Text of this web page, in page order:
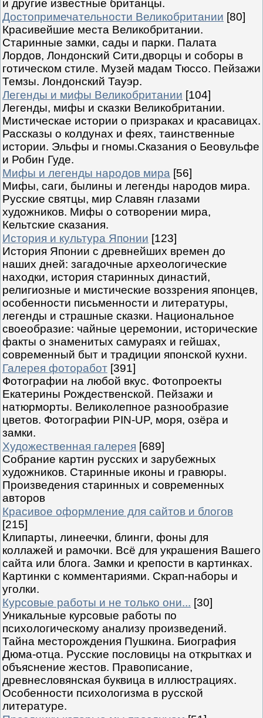
и другие известные британцы.
Достопримечательности Великобритании [80]
Красивейшие места Великобритании.
Старинные замки, сады и парки. Палата
Лордов, Лондонский Сити,дворцы и соборы в
готическом стиле. Музей мадам Тюссо. Пейзажи
Темзы. Лондонский Тауэр.
Легенды и мифы Великобритании [104]
Легенды, мифы и сказки Великобритании.
Мистическае истории о призраках и красавицах.
Рассказы о колдунах и феях, таинственные
истории. Эльфы и гномы.Сказания о Беовульфе
и Робин Гуде.
Мифы и легенды народов мира [56]
Мифы, саги, былины и легенды народов мира.
Русские святцы, мир Славян глазами
художников. Мифы о сотворении мира,
Кельтские сказания.
История и культура Японии [123]
История Японии с древнейших времен до
наших дней: загадочные археологические
находки, история старинных династий,
религиозные и мистические воззрения японцев,
особенности письменности и литературы,
легенды и страшные сказки. Национальное
своеобразие: чайные церемонии, исторические
факты о знаменитых самураях и гейшах,
современный быт и традиции японской кухни.
Галерея фоторабот [391]
Фотографии на любой вкус. Фотопроекты
Екатерины Рождественской. Пейзажи и
натюрморты. Великолепное разнообразие
цветов. Фотографии PIN-UP, моря, озёра и
замки.
Художественная галерея [689]
Собрание картин русских и зарубежных
художников. Старинные иконы и гравюры.
Произведения старинных и современных
авторов
Красивое оформление для сайтов и блогов
[215]
Клипарты, линеечки, блинги, фоны для
коллажей и рамочки. Всё для украшения Вашего
сайта или блога. Замки и крепости в картинках.
Картинки с комментариями. Скрап-наборы и
уголки.
Курсовые работы и не только они... [30]
Уникальные курсовые работы по
психологическому анализу произведений.
Тайна месторождения Пушкина. Биография
Дюма-отца. Русские пословицы на открытках и
объяснение жестов. Правописание,
древнесловянская буквица в иллюстрациях.
Особенности психологизма в русской
литературе.